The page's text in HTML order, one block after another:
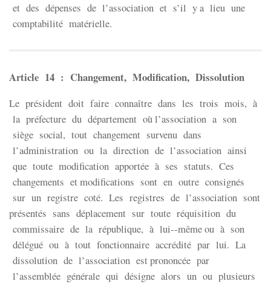
et des dépenses de l’association et s’il y a lieu une
comptabilité matérielle.
Article 14 : Changement, Modification, Dissolution
Le président doit faire connaître dans les trois mois, à
la préfecture du département où l’association a son
siège social, tout changement survenu dans
l’administration ou la direction de l’association ainsi
que toute modification apportée à ses statuts. Ces
changements et modifications sont en outre consignés
sur un registre coté. Les registres de l’association sont
présentés sans déplacement sur toute réquisition du
commissaire de la république, à lui-­‐même ou à son
délégué ou à tout fonctionnaire accrédité par lui. La
dissolution de l’association est prononcée par
l’assemblée générale qui désigne alors un ou plusieurs